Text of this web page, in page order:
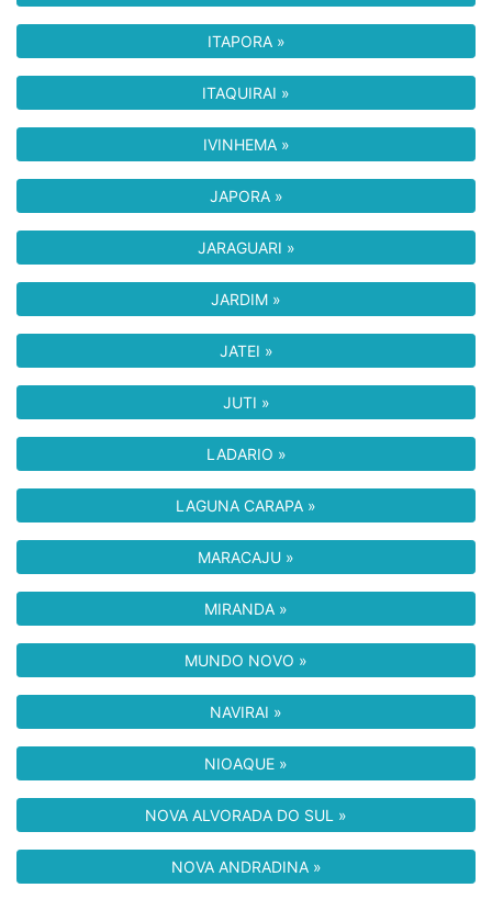
ITAPORA »
ITAQUIRAI »
IVINHEMA »
JAPORA »
JARAGUARI »
JARDIM »
JATEI »
JUTI »
LADARIO »
LAGUNA CARAPA »
MARACAJU »
MIRANDA »
MUNDO NOVO »
NAVIRAI »
NIOAQUE »
NOVA ALVORADA DO SUL »
NOVA ANDRADINA »